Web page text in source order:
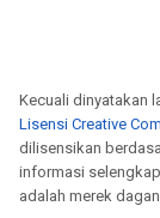
Kecuali dinyatakan
Lisensi Creative
dilisensikan
informasi
adalah merek